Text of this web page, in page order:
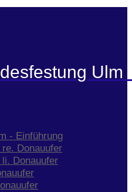
Ulm
- Einführung
Donauufer
Donauufer